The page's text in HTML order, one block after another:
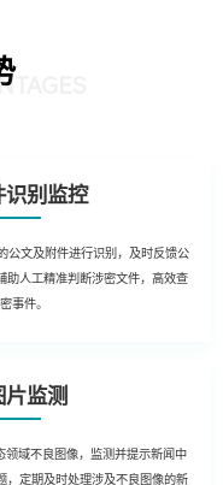
识别监控
公文及附件进行识别，及时反馈公
助人工精准判断涉密文件，高效查
事件。
监测
域不良图像，监测并提示新闻中
，定期及时处理涉及不良图像的新